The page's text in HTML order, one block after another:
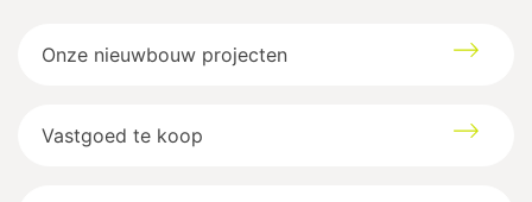
Onze nieuwbouw projecten
Vastgoed te koop